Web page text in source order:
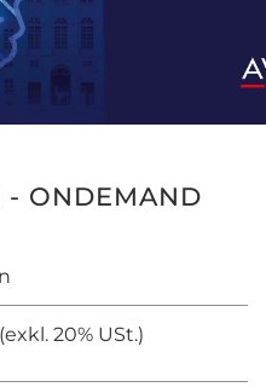
- ONDEMAND
20% USt.)